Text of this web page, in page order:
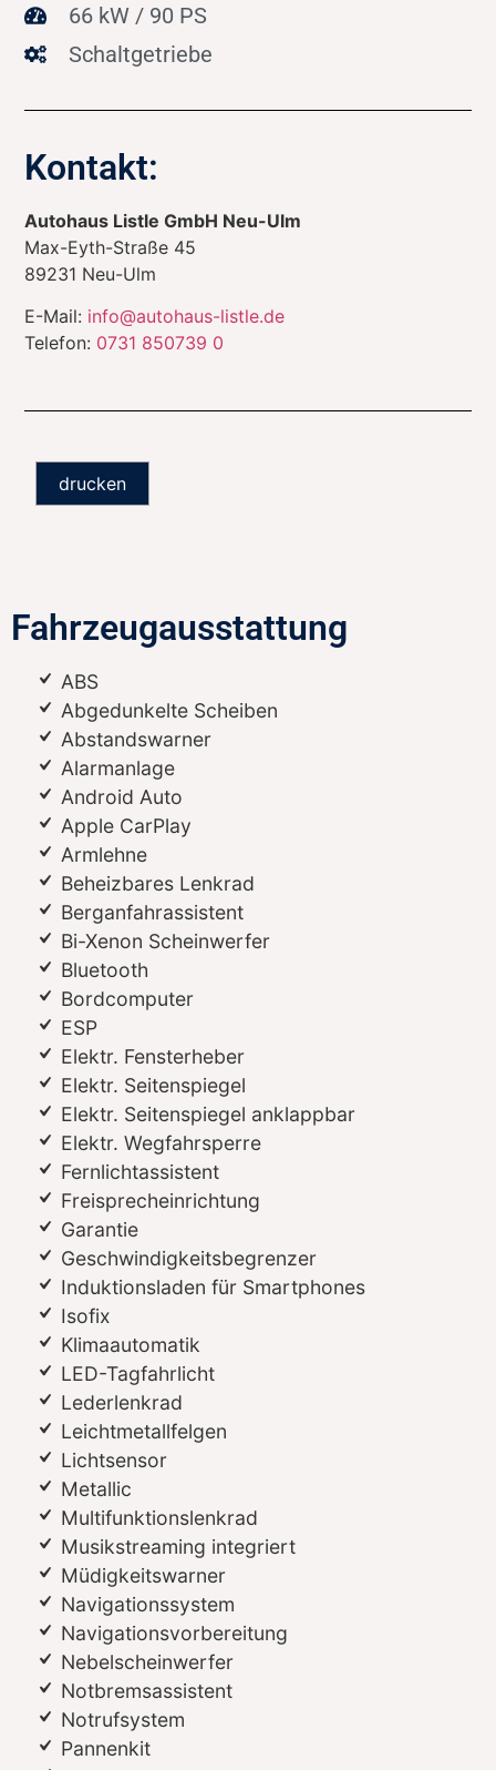
66 kW / 90 PS
Schaltgetriebe
Kontakt:
Autohaus Listle GmbH Neu-Ulm
Max-Eyth-Straße 45
89231 Neu-Ulm
E-Mail: info@autohaus-listle.de
Telefon: 0731 850739 0
drucken
Fahrzeugausstattung
ABS
Abgedunkelte Scheiben
Abstandswarner
Alarmanlage
Android Auto
Apple CarPlay
Armlehne
Beheizbares Lenkrad
Berganfahrassistent
Bi-Xenon Scheinwerfer
Bluetooth
Bordcomputer
ESP
Elektr. Fensterheber
Elektr. Seitenspiegel
Elektr. Seitenspiegel anklappbar
Elektr. Wegfahrsperre
Fernlichtassistent
Freisprecheinrichtung
Garantie
Geschwindigkeitsbegrenzer
Induktionsladen für Smartphones
Isofix
Klimaautomatik
LED-Tagfahrlicht
Lederlenkrad
Leichtmetallfelgen
Lichtsensor
Metallic
Multifunktionslenkrad
Musikstreaming integriert
Müdigkeitswarner
Navigationssystem
Navigationsvorbereitung
Nebelscheinwerfer
Notbremsassistent
Notrufsystem
Pannenkit